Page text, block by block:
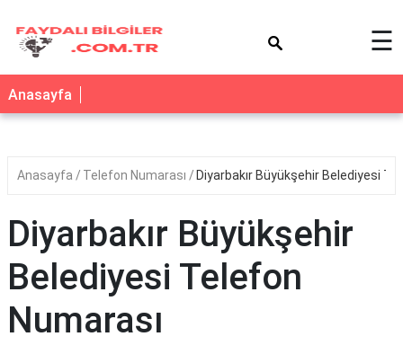
☰
Anasayfa
Anasayfa Telefon Numarası Diyarbakır Büyükşehir Belediyesi
Diyarbakır Büyükşehir
Belediyesi Telefon
Numarası